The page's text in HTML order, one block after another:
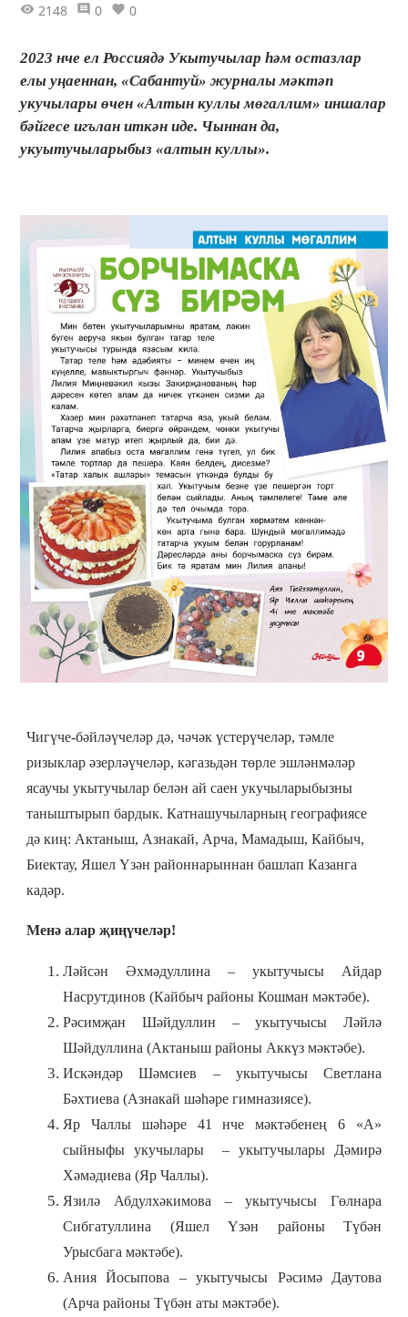
2148 0 0
2023 нче ел Россиядә Укытучылар һәм остазлар
елы уңаеннан, «Сабантуй» журналы мәктәп
укучылары өчен «Алтын куллы мөгаллим» иншалар
бәйгесе игълан иткән иде. Чыннан да,
укуытучыларыбыз «алтын куллы».
Чигүче-бәйләүчеләр дә, чәчәк үстерүчеләр, тәмле
ризыклар әзерләүчеләр, кәгазьдән төрле эшләнмәләр
ясаучы укытучылар белән ай саен укучыларыбызны
таныштырып бардык. Катнашучыларның географиясе
дә киң: Актаныш, Азнакай, Арча, Мамадыш, Кайбыч,
Биектау, Яшел Үзән районнарыннан башлап Казанга
кадәр.
Менә алар җиңүчеләр!
Ләйсән Әхмәдуллина – укытучысы Айдар
Насрутдинов (Кайбыч районы Кошман мәктәбе).
Рәсимҗан Шәйдуллин – укытучысы Ләйлә
Шәйдуллина (Актаныш районы Аккүз мәктәбе).
Искәндәр Шәмсиев – укытучысы Светлана
Бәхтиева (Азнакай шәһәре гимназиясе).
Яр Чаллы шәһәре 41 нче мәктәбенең 6 «А»
сыйныфы укучылары – укытучылары Дәмирә
Хәмәдиева (Яр Чаллы).
Язилә Абдулхәкимова – укытучысы Гөлнара
Сибгатуллина (Яшел Үзән районы Түбән
Урысбага мәктәбе).
Ания Йосыпова – укытучысы Рәсимә Даутова
(Арча районы Түбән аты мәктәбе).